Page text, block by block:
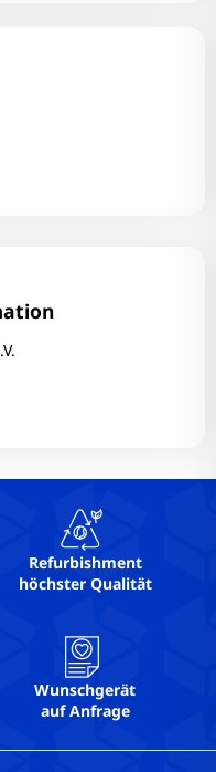
Refurbishment
höchster Qualität
Wunschgerät
auf Anfrage